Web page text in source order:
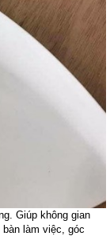
Giúp không gian
làm việc, góc